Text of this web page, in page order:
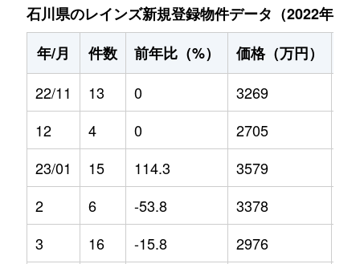
石川県のレインズ新規登録物件データ（2022年11
年/月
件数 前年比（%） 価格（万円）
22/11
13 0 3269
12
4 0 2705
23/01
15 114.3 3579
2
6 -53.8 3378
3
16 -15.8 2976